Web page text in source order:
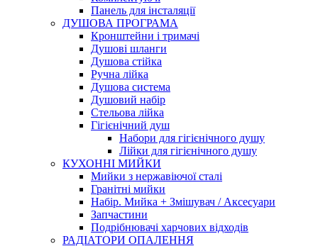
Панель для інсталяції
ДУШОВА ПРОГРАМА
Кронштейни і тримачі
Душові шланги
Душова стійка
Ручна лійка
Душова система
Душовий набір
Стельова лійка
Гігієнічний душ
Набори для гігієнічного душу
Лійки для гігієнічного душу
КУХОННІ МИЙКИ
Мийки з нержавіючої сталі
Гранітні мийки
Набір. Мийка + Змішувач / Аксесуари
Запчастини
Подрібнювачі харчових відходів
РАДІАТОРИ ОПАЛЕННЯ